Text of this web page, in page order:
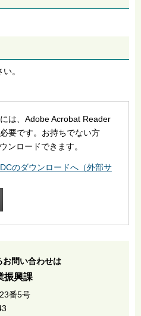
。
は、Adobe Acrobat Reader
要です。お持ちでない方
ンロードできます。
のダウンロードへ（外部サ
お問い合わせは
興課
番5号